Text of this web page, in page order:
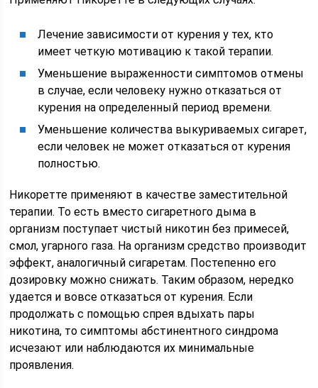
Лечение зависимости от курения у тех, кто
имеет четкую мотивацию к такой терапии.
Уменьшение выраженности симптомов отмены
в случае, если человеку нужно отказаться от
курения на определенный период времени.
Уменьшение количества выкуриваемых сигарет,
если человек не может отказаться от курения
полностью.
Никоретте применяют в качестве заместительной
терапии. То есть вместо сигаретного дыма в
организм поступает чистый никотин без примесей,
смол, угарного газа. На организм средство производит
эффект, аналогичный сигаретам. Постепенно его
дозировку можно снижать. Таким образом, нередко
удается и вовсе отказаться от курения. Если
продолжать с помощью спрея вдыхать пары
никотина, то симптомы абстинентного синдрома
исчезают или наблюдаются их минимальные
проявления.